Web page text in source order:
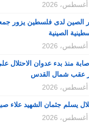
الصين لدى فلسطين يزور
الصينية
16 إصابة منذ بدء عدوان الاحتلال
عقب شمال القدس
يسلم جثمان الشهيد علاء